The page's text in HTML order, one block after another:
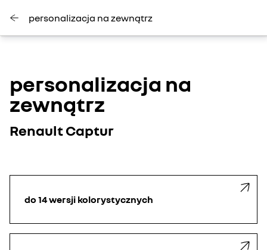
personalizacja na zewnątrz
personalizacja na
zewnątrz
Renault Captur
do 14 wersji kolorystycznych